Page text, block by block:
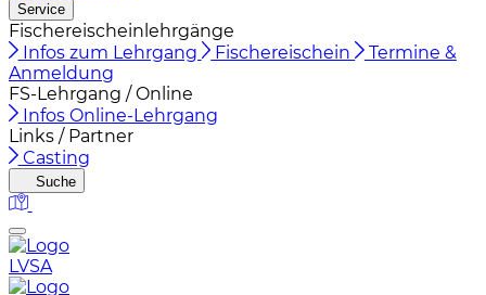
Service
Fischereischeinlehrgänge
Infos zum Lehrgang
Fischereischein Termine &
Anmeldung
FS-Lehrgang / Online
Infos Online-Lehrgang
Links / Partner
Casting
Suche
LVSA